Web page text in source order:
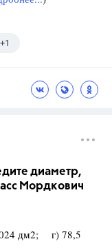
+1
диаметр,
Мордкович
дм2; г) 78,5